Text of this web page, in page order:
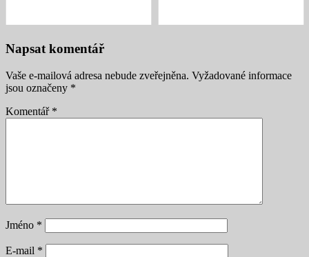
Napsat komentář
Vaše e-mailová adresa nebude zveřejněna. Vyžadované informace
jsou označeny *
Komentář *
Jméno *
E-mail *